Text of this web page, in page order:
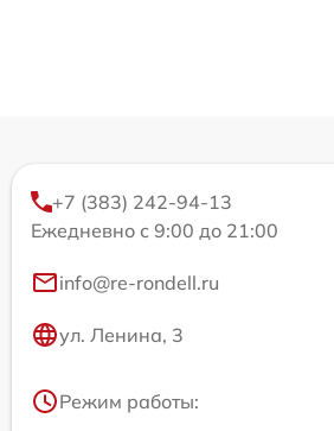
+7 (383) 242-94-13
Ежедневно с 9:00 до 21:00
info@re-rondell.ru
ул. Ленина, 3
Режим работы: